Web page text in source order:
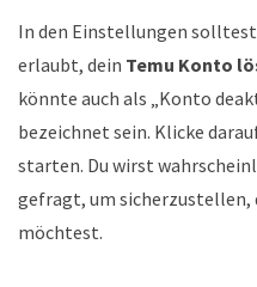
In den Einstellungen solltest
erlaubt, dein Temu Konto
könnte auch als „Konto
bezeichnet sein. Klicke
starten. Du wirst
gefragt, um
möchtest.